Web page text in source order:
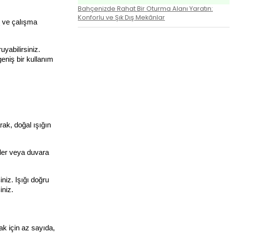
ve çalışma
bir kullanım
doğal ışığın
ler veya duvara
Işığı doğru
için az sayıda,
Bahçenizde Rahat Bir Oturma Alanı Yaratın:
Konforlu ve Şık Dış Mekânlar